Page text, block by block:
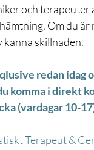
och terapeuter
Om du
skillnaden.
redan
komma i direkt
(vardagar 10-
Terapeut &